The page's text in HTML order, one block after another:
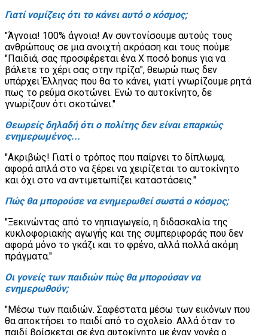
Γιατί νομίζεις ότι το κάνει αυτό ο κόσμος;
"Άγνοια! 100% άγνοια! Αν συντονίσουμε αυτούς τους
ανθρώπους σε μια ανοιχτή ακρόαση και τους πούμε:
"Παιδιά, σας προσφέρεται ένα Χ ποσό bonus για να
βάλετε το χέρι σας στην πρίζα", θεωρώ πως δεν
υπάρχει Έλληνας που θα το κάνει, γιατί γνωρίζουμε ρητά
πως το ρεύμα σκοτώνει. Ενώ το αυτοκίνητο, δε
γνωρίζουν ότι σκοτώνει."
Θεωρείς δηλαδή ότι ο πολίτης δεν είναι επαρκώς
ενημερωμένος...
"Ακριβώς! Γιατί ο τρόπος που παίρνει το δίπλωμα,
αφορά απλά στο να ξέρει να χειρίζεται το αυτοκίνητο
και όχι στο να αντιμετωπίζει καταστάσεις."
Πώς θα μπορούσε να ενημερωθεί σωστά ο κόσμος;
"Ξεκινώντας από το νηπιαγωγείο, η διδασκαλία της
κυκλοφοριακής αγωγής και της συμπεριφοράς που δεν
αφορά μόνο το γκάζι και το φρένο, αλλά πολλά ακόμη
πράγματα."
Οι γονείς των παιδιών πώς θα μπορούσαν να
ενημερωθούν;
"Μέσω των παιδιών. Σαφέστατα μέσω των εικόνων που
θα αποκτήσει το παιδί από το σχολείο. Αλλά όταν το
παιδί βρίσκεται σε ένα αυτοκίνητο με έναν γονέα ο